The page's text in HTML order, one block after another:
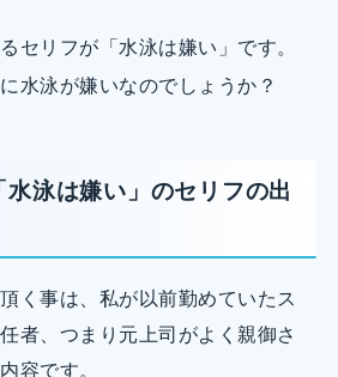
セリフが「水泳は嫌い」です。
水泳が嫌いなのでしょうか？
泳は嫌い」のセリフの出
く事は、私が以前勤めていたス
者、つまり元上司がよく親御さ
容です。